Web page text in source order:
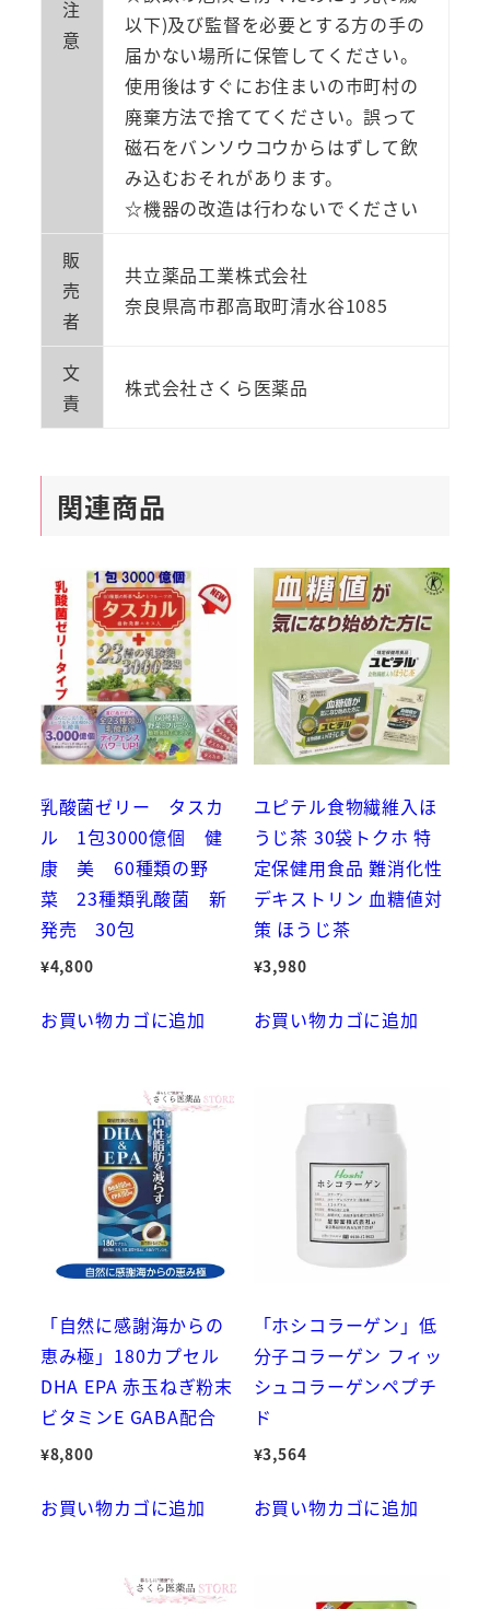
注
意
以下)及び監督を必要とする方の手の
届かない場所に保管してください。
使用後はすぐにお住まいの市町村の
廃棄方法で捨ててください。誤って
磁石をバンソウコウからはずして飲
み込むおそれがあります。
☆機器の改造は行わないでください
販
売
者
共立薬品工業株式会社
奈良県高市郡高取町清水谷1085
文
責
株式会社さくら医薬品
関連商品
乳酸菌ゼリー タスカ
ル 1包3000億個 健
康 美 60種類の野
菜 23種類乳酸菌 新
発売 30包
¥4,800
お買い物カゴに追加
ユピテル食物繊維入ほ
うじ茶 30袋トクホ 特
定保健用食品 難消化性
デキストリン 血糖値対
策 ほうじ茶
¥3,980
お買い物カゴに追加
「自然に感謝海からの
恵み極」180カプセル
DHA EPA 赤玉ねぎ粉末
ビタミンE GABA配合
¥8,800
お買い物カゴに追加
「ホシコラーゲン」低
分子コラーゲン フィッ
シュコラーゲンペプチ
ド
¥3,564
お買い物カゴに追加